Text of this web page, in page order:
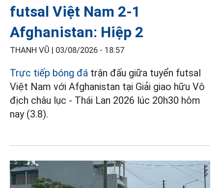
futsal Việt Nam 2-1
Afghanistan: Hiệp 2
THANH VŨ | 03/08/2026 - 18:57
Trực tiếp bóng đá trận đấu giữa tuyển futsal
Việt Nam với Afghanistan tại Giải giao hữu Vô
địch châu lục - Thái Lan 2026 lúc 20h30 hôm
nay (3.8).